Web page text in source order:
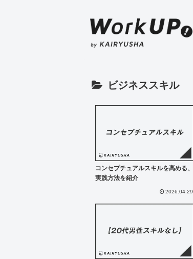
ビジネススキル
コンセプチュアルスキルを高める、
実践方法を紹介
2026.04.29